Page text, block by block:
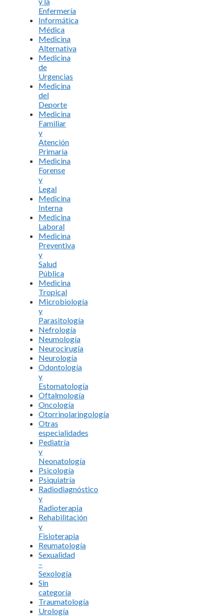
Enfermería
Informática
Médica
Medicina
Alternativa
Medicina
de
Urgencias
Medicina
del
Deporte
Medicina
Familiar
y
Atención
Primaria
Medicina
Forense
y
Legal
Medicina
Interna
Medicina
Laboral
Medicina
Preventiva
y
Salud
Pública
Medicina
Tropical
Microbiología
y
Parasitología
Nefrología
Neumología
Neurocirugía
Neurología
Odontología
y
Estomatología
Oftalmología
Oncología
Otorrinolaringología
Otras
especialidades
Pediatría
y
Neonatología
Psicología
Psiquiatría
Radiodiagnóstico
y
Radioterapia
Rehabilitación
y
Fisioterapia
Reumatología
Sexualidad
–
Sexología
Sin
categoría
Traumatología
Urología